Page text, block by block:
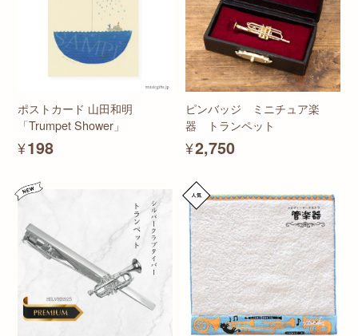
ポストカード 山田和明
「Trumpet Shower」
¥198
ピンバッジ ミニチュア楽
器 トランペット
¥2,750